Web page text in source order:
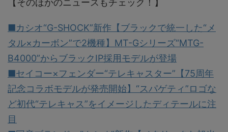
【そのほかのニュースもチェック！】
■カシオ“G-SHOCK”新作【ブラックで統一した“メ
タル×カーボン”で2機種】MT-Gシリーズ“MTG-
B4000”からブラックIP採用モデルが登場
■セイコー×フェンダー“テレキャスター”【75周年
記念コラボモデルが発売開始】“スパゲティ”ロゴな
ど初代“テレキャス”をイメージしたディテールに注
目